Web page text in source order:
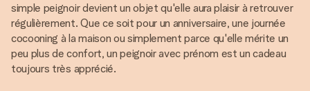
simple peignoir devient un objet qu'elle aura plaisir à retrouver
régulièrement. Que ce soit pour un anniversaire, une journée
cocooning à la maison ou simplement parce qu'elle mérite un
peu plus de confort, un peignoir avec prénom est un cadeau
toujours très apprécié.